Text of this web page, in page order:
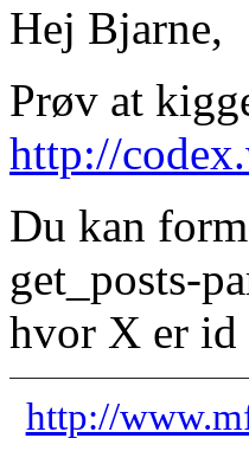
Hej Bjarne,
Prøv at
http://
Du kan
get_posts-
hvor X er id
http://